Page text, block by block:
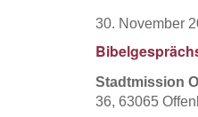
30. November
Stadtmission
36, 63065